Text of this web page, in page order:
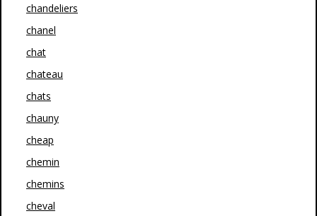
chandeliers
chanel
chat
chateau
chats
chauny
cheap
chemin
chemins
cheval